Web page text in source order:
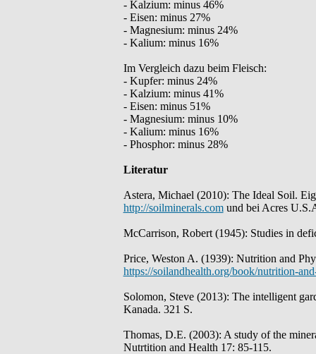
- Kalzium: minus 46%
- Eisen: minus 27%
- Magnesium: minus 24%
- Kalium: minus 16%
Im Vergleich dazu beim Fleisch:
- Kupfer: minus 24%
- Kalzium: minus 41%
- Eisen: minus 51%
- Magnesium: minus 10%
- Kalium: minus 16%
- Phosphor: minus 28%
Literatur
Astera, Michael (2010): The Ideal Soil.
http://soilminerals.comund bei Acres
McCarrison, Robert (1945): Studies in
Price, Weston A. (1939): Nutrition and
https://soilandhealth.org/book/nutrition-
Solomon, Steve (2013): The intelligent
Kanada. 321 S.
Thomas, D.E. (2003): A study of the
Nutrtition and Health 17: 85-115.